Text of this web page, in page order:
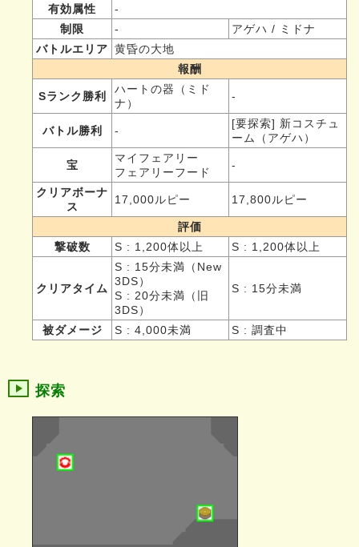
有効属性
-
制限
-
アゲハ / ミドナ
バトルエリア 黄昏の大地
報酬
Sランク勝利
ハートの器（ミド
ナ）
-
バトル勝利 -
[要探索] 新コスチュ
ーム（アゲハ）
宝
マイフェアリー
フェアリーフード
-
クリアボーナ
ス
17,000ルピー 17,800ルピー
評価
撃破数
S : 1,200体以上 S : 1,200体以上
クリアタイム
S : 15分未満（New
3DS）
S : 20分未満（旧
3DS）
S : 15分未満
被ダメージ S : 4,000未満 S : 調査中
探索